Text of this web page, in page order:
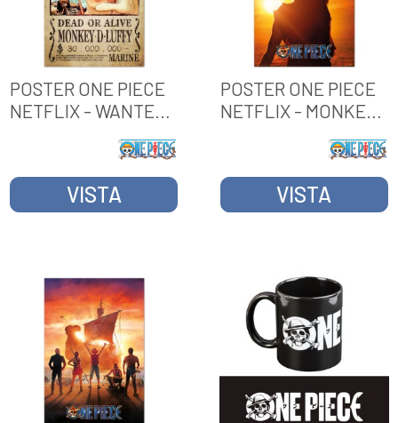
POSTER ONE PIECE
NETFLIX - WANTED
VISTA
POSTER ONE PIECE
NETFLIX - MONKEY
VISTA